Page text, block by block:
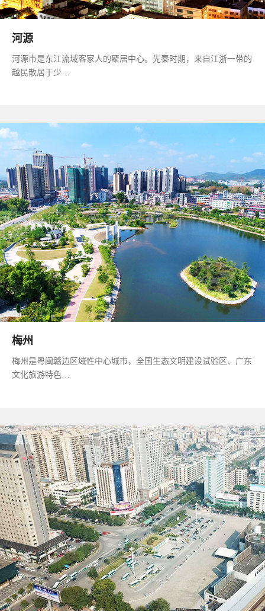
河源
河源市是东江流域客家人的聚居中心。先秦时期，来自江浙一带的
越民散居于少…
梅州
梅州是粤闽赣边区域性中心城市，全国生态文明建设试验区、广东
文化旅游特色…